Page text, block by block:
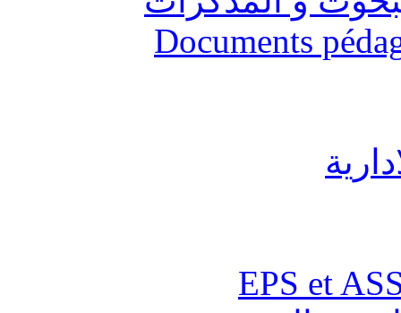
Documents